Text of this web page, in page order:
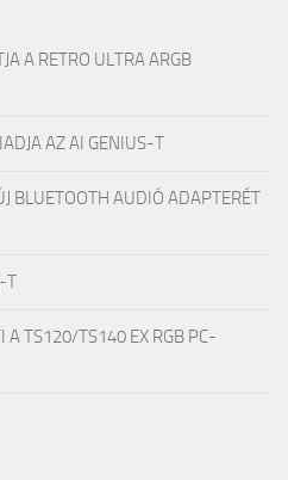
A RETRO ULTRA ARGB
AZ AI GENIUS-T
BLUETOOTH AUDIÓ ADAPTERÉT
T
A TS120/TS140 EX RGB PC-